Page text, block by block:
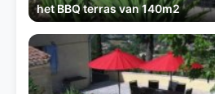
het BBQ terras van 140m2